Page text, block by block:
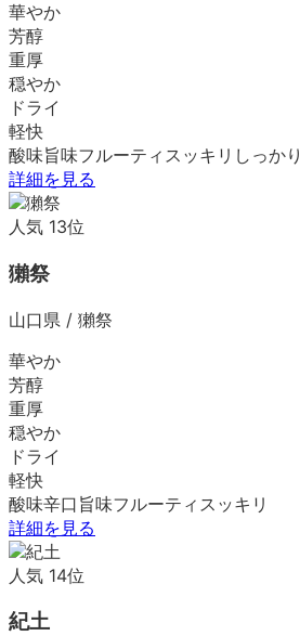
華やか
芳醇
重厚
穏やか
ドライ
軽快
酸味旨味フルーティ スッキリ しっかり
詳細を見る
人気 13位
獺祭
山口県 / 獺祭
華やか
芳醇
重厚
穏やか
ドライ
軽快
酸味辛口 旨味フルーティ スッキリ
詳細を見る
人気 14位
紀土